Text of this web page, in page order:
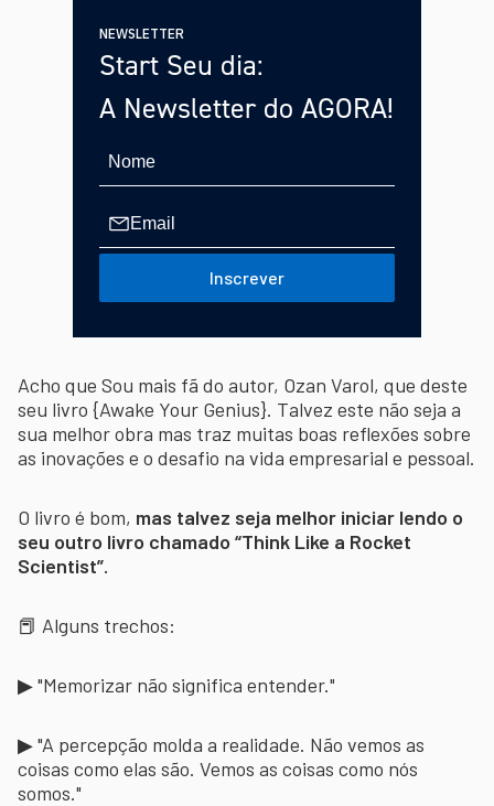
NEWSLETTER
Start Seu dia:
A Newsletter do AGORA!
Inscrever
Acho que Sou mais fã do autor, Ozan Varol, que deste
seu livro {Awake Your Genius}. Talvez este não seja a
sua melhor obra mas traz muitas boas reflexões sobre
as inovações e o desafio na vida empresarial e pessoal.
O livro é bom, mas talvez seja melhor iniciar lendo o
seu outro livro chamado “Think Like a Rocket
Scientist”.
📕 Alguns trechos:
▶ "Memorizar não significa entender."
▶ "A percepção molda a realidade. Não vemos as
coisas como elas são. Vemos as coisas como nós
somos."